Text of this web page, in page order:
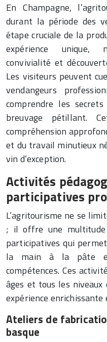
En Champagne,
durant la période des
étape cruciale de la
expérience unique,
convivialité et
Les visiteurs peuvent
vendangeurs
comprendre les
breuvage pétillant.
compréhension
et du travail minutieux
vin d’exception.
Activités
participatives
L’agritourisme ne se
; il offre une multitude
participatives qui
la main à la pâte et
compétences. Ces
âges et tous les
expérience
Ateliers de
basque